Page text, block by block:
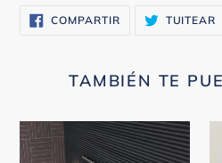
COMPARTIRCOMPARTIR
EN
TUITEAR
TAMBIÉN TE
KIT
SIENNA